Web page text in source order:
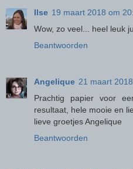
Ilse 19 maart 2018 om
Wow, zo veel... heel leuk
Beantwoorden
Angelique 21 maart
Prachtig papier voor
resultaat, hele mooie en
lieve groetjes Angelique
Beantwoorden